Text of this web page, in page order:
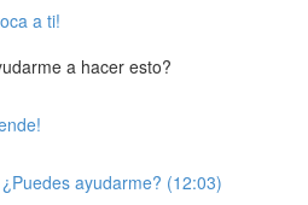
a ti!
a hacer esto?
ayudarme? (12:03)